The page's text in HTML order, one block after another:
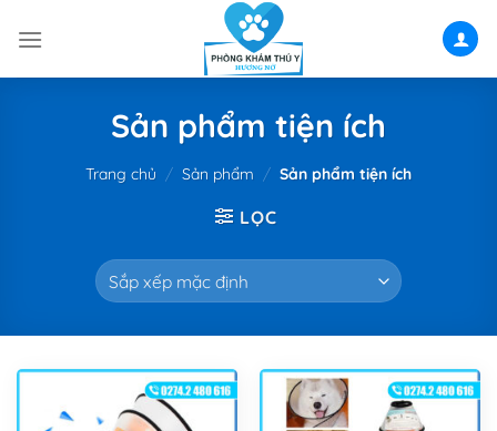
Sản phẩm tiện ích
Trang chủ / Sản phẩm / Sản phẩm tiện ích
LỌC